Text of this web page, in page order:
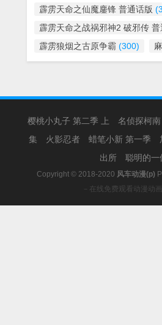
霹雳天命之仙魔鏖锋 普通话版
霹雳天命之战祸邪神2 破邪传 普
霹雳狼烟之古原争霸 (300)
樱桃小丸子 第二季 上 名侦探柯南
集
火影忍者 蜡笔小新 第一季
出所
聪明的一
Copyright © 2018-2020 风车动漫(p)
－在线免费观看动漫动